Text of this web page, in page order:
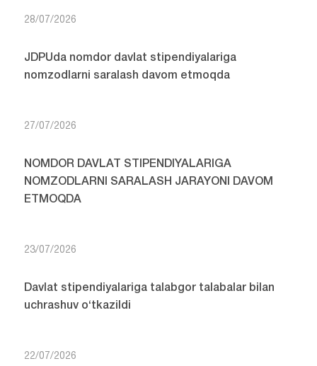
28/07/2026
JDPUda nomdor davlat stipendiyalariga
nomzodlarni saralash davom etmoqda
27/07/2026
NOMDOR DAVLAT STIPENDIYALARIGA
NOMZODLARNI SARALASH JARAYONI DAVOM
ETMOQDA
23/07/2026
Davlat stipendiyalariga talabgor talabalar bilan
uchrashuv o‘tkazildi
22/07/2026